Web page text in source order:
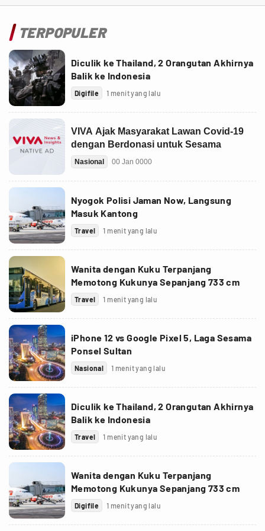
TERPOPULER
Diculik ke Thailand, 2 Orangutan Akhirnya
Balik ke Indonesia
Digifile 1 menit yang lalu
Nyogok Polisi Jaman Now, Langsung
Masuk Kantong
Travel 1 menit yang lalu
Wanita dengan Kuku Terpanjang
Memotong Kukunya Sepanjang 733 cm
Travel 1 menit yang lalu
iPhone 12 vs Google Pixel 5, Laga Sesama
Ponsel Sultan
Nasional 1 menit yang lalu
Diculik ke Thailand, 2 Orangutan Akhirnya
Balik ke Indonesia
Travel 1 menit yang lalu
Wanita dengan Kuku Terpanjang
Memotong Kukunya Sepanjang 733 cm
Digifile 1 menit yang lalu